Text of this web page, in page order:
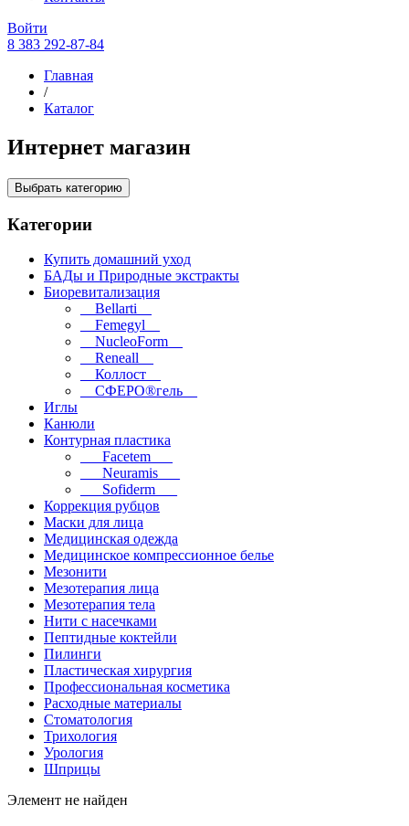
Войти
8 383 292-87-84
Главная
/
Каталог
Интернет магазин
Выбрать категорию
Категории
Купить домашний уход
БАДы и Природные экстракты
Биоревитализация
__Bellarti__
__Femegyl__
__NucleoForm__
__Reneall__
__Коллост__
__СФЕРО®гель__
Иглы
Канюли
Контурная пластика
___Facetem___
___Neuramis___
___Sofiderm___
Коррекция рубцов
Маски для лица
Медицинская одежда
Медицинское компрессионное белье
Мезонити
Мезотерапия лица
Мезотерапия тела
Нити с насечками
Пептидные коктейли
Пилинги
Пластическая хирургия
Профессиональная косметика
Расходные материалы
Стоматология
Трихология
Урология
Шприцы
Элемент не найден